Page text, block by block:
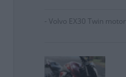
- Volvo EX30 Twin motor